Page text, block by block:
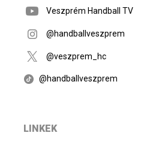
Veszprém Handball TV
@handballveszprem
@veszprem_hc
@handballveszprem
LINKEK